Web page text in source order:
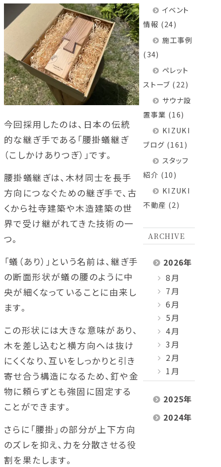
今回採用したのは、日本の伝統
的な継ぎ手である「腰掛蟻継ぎ
（こしかけありつぎ）」です。
腰掛蟻継ぎは、木材同士を長手
方向につなぐための継ぎ手で、古
くから社寺建築や木造建築の世
界で受け継がれてきた技術の一
つ。
「蟻（あり）」という名前は、継ぎ手
の断面形状が蟻の腰のように中
央が細くなっていることに由来し
ます。
この形状には大きな意味があり、
木を差し込むと横方向へは抜け
にくくなり、互いをしっかりと引き
寄せ合う構造になるため、釘や金
物に頼らずとも強固に固定する
ことができます。
さらに「腰掛」の部分が上下方向
のズレを抑え、力を分散させる役
割を果たします。
イベント
情報 (24)
施工事例
(34)
ペレット
ストーブ (22)
サウナ設
置事業 (16)
KIZUKI
ブログ (161)
スタッフ
紹介 (10)
KIZUKI
不動産 (2)
ARCHIVE
2026年
8月
7月
6月
5月
4月
3月
2月
1月
2025年
2024年